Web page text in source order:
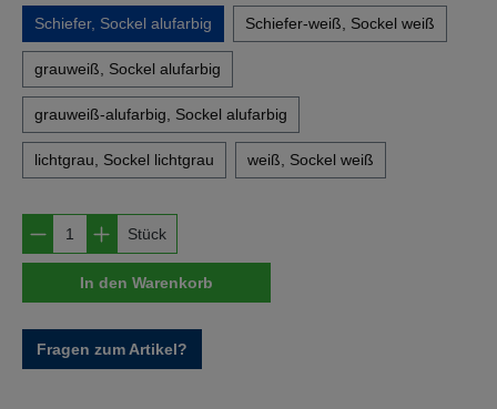
Schiefer, Sockel alufarbig Schiefer-weiß, Sockel weiß
grauweiß, Sockel alufarbig
grauweiß-alufarbig, Sockel alufarbig
lichtgrau, Sockel lichtgrau weiß, Sockel weiß
Produkt Anzahl: Gib den gewünschten
Stück
In den Warenkorb
Fragen zum Artikel?